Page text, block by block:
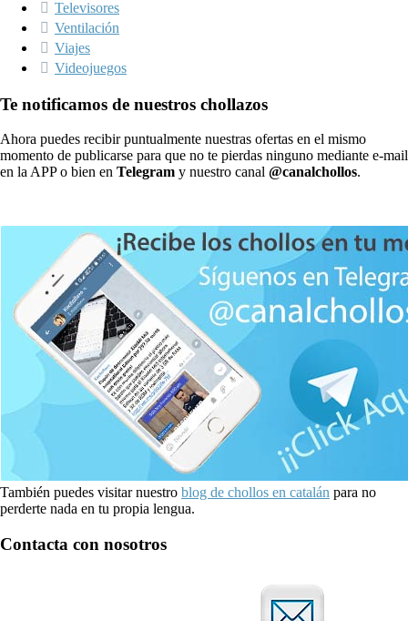
Televisores
Ventilación
Viajes
Videojuegos
Te notificamos de nuestros chollazos
Ahora puedes recibir puntualmente nuestras ofertas en el mismo
momento de publicarse para que no te pierdas ninguno mediante e-mail
en la APP o bien en Telegram y nuestro canal @canalchollos.
También puedes visitar nuestro blog de chollos en catalán para no
perderte nada en tu propia lengua.
Contacta con nosotros